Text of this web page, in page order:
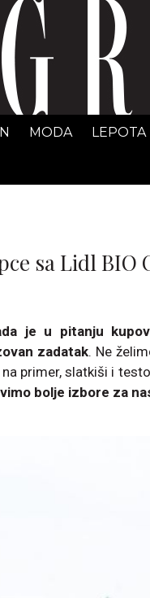
MODA LEPOTA
sa Lidl BIO
je u pitanju
zadatak. Ne
primer, slatkiši i
bolje izbore za